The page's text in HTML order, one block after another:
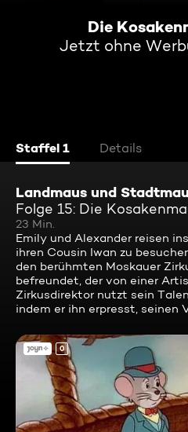
Die
Jetzt ohne
Staffel 1 Details
Landmaus und
Folge 15: Die
23 Min.
Emily und Alexander reisen
ihren Cousin Iwan zu
den berühmten Moskauer
befreundet, der von einer
Zirkusdirektor nutzt sein
indem er ihn erpresst, seinen
0